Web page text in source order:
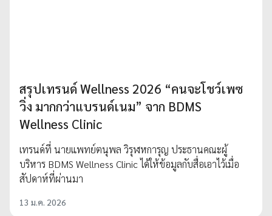
สรุปเทรนด์ Wellness 2026 “คนจะโชว์เพซ
วิ่ง มากกว่าแบรนด์เนม” จาก BDMS
Wellness Clinic
เทรนด์ที่ นายแพทย์ตนุพล วิรุฬหการุญ ประธานคณะผู้
บริหาร BDMS Wellness Clinic ได้ให้ข้อมูลกับสื่อเอาไว้เมื่อ
สัปดาห์ที่ผ่านมา
13 ม.ค. 2026